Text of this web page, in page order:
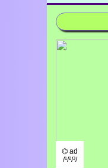
⌬ ad
/¹/²/³/